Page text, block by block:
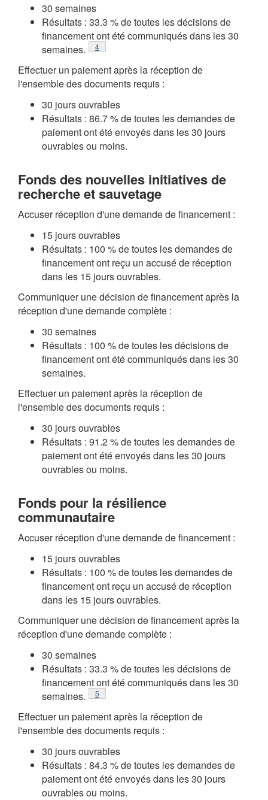
30 semaines
Résultats : 33.3 % de toutes les décisions de
financement ont été communiqués dans les 30
semaines.
Note de bas de page
4
Effectuer un paiement après la réception de
l'ensemble des documents requis :
30 jours ouvrables
Résultats : 86.7 % de toutes les demandes de
paiement ont été envoyés dans les 30 jours
ouvrables ou moins.
Fonds des nouvelles initiatives de
recherche et sauvetage
Accuser réception d'une demande de financement :
15 jours ouvrables
Résultats : 100 % de toutes les demandes de
financement ont reçu un accusé de réception
dans les 15 jours ouvrables.
Communiquer une décision de financement après la
réception d'une demande complète :
30 semaines
Résultats : 100 % de toutes les décisions de
financement ont été communiqués dans les 30
semaines.
Effectuer un paiement après la réception de
l'ensemble des documents requis :
30 jours ouvrables
Résultats : 91.2 % de toutes les demandes de
paiement ont été envoyés dans les 30 jours
ouvrables ou moins.
Fonds pour la résilience
communautaire
Accuser réception d'une demande de financement :
15 jours ouvrables
Résultats : 100 % de toutes les demandes de
financement ont reçu un accusé de réception
dans les 15 jours ouvrables.
Communiquer une décision de financement après la
réception d'une demande complète :
30 semaines
Résultats : 33.3 % de toutes les décisions de
financement ont été communiqués dans les 30
semaines.
Note de bas de page
5
Effectuer un paiement après la réception de
l'ensemble des documents requis :
30 jours ouvrables
Résultats : 84.3 % de toutes les demandes de
paiement ont été envoyés dans les 30 jours
ouvrables ou moins.